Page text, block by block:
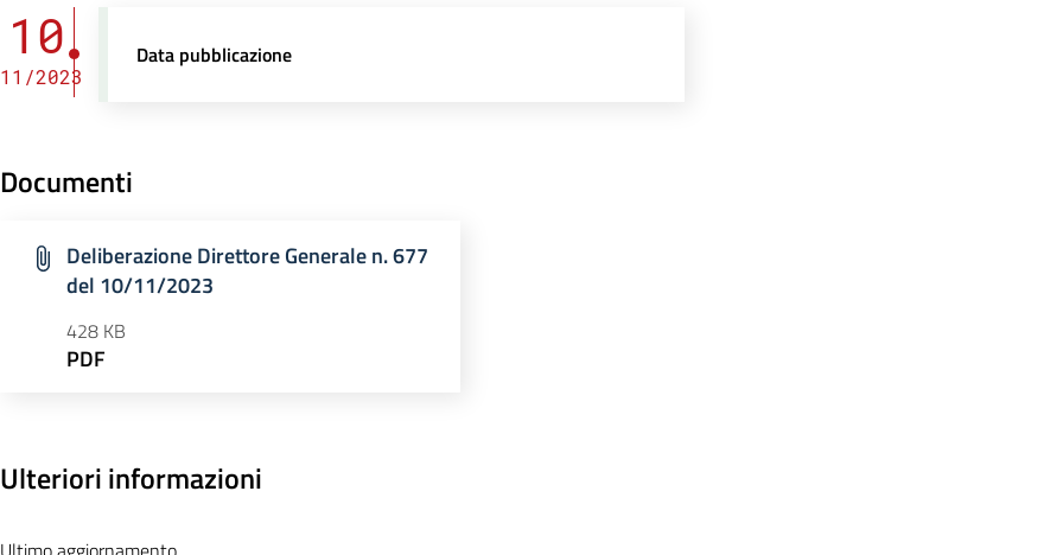
10
11/2023
Data pubblicazione
Documenti
Deliberazione Direttore Generale n. 677
del 10/11/2023
428 KB
PDF
Ulteriori informazioni